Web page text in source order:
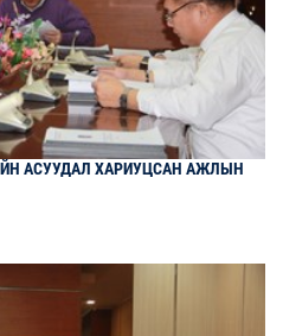
АСУУДАЛ ХАРИУЦСАН АЖЛЫН